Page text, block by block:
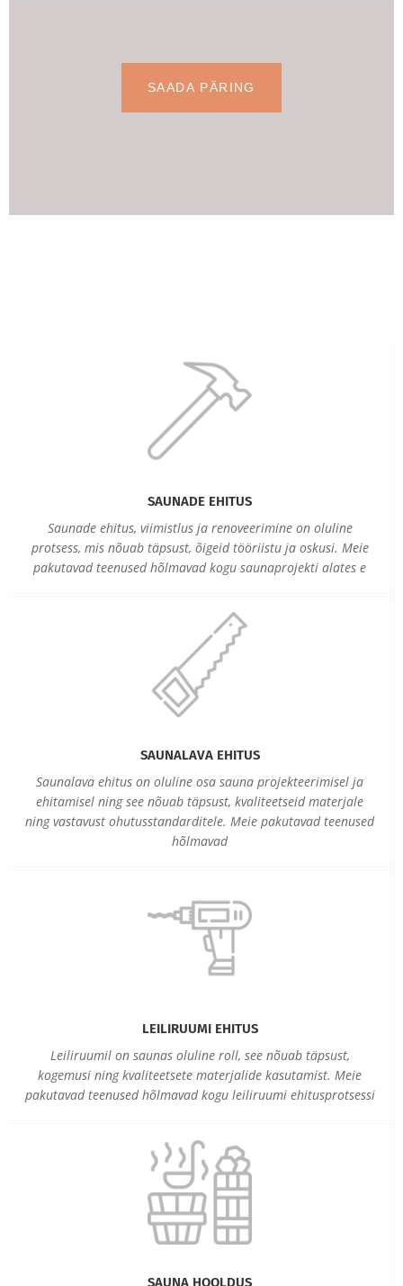
SAUNADE EHITUS
Saunade ehitus, viimistlus ja renoveerimine on oluline
protsess, mis nõuab täpsust, õigeid tööriistu ja oskusi. Meie
pakutavad teenused hõlmavad kogu saunaprojekti alates e
SAUNALAVA EHITUS
Saunalava ehitus on oluline osa sauna projekteerimisel ja
ehitamisel ning see nõuab täpsust, kvaliteetseid materjale
ning vastavust ohutusstandarditele. Meie pakutavad teenused
hõlmavad
LEILIRUUMI EHITUS
Leiliruumil on saunas oluline roll, see nõuab täpsust,
kogemusi ning kvaliteetsete materjalide kasutamist. Meie
pakutavad teenused hõlmavad kogu leiliruumi ehitusprotsessi